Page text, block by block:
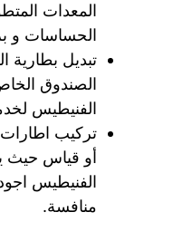
المعدات
الحساسات و
تبديل بطارية
الصندوق
الفنيطيس
تركيب
أو قياس حيث
الفنيطيس
منافسة.